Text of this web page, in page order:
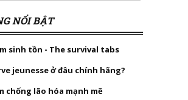
NỔI BẬT
sinh tồn - The survival tabs
jeunesse ở đâu chính hãng?
chống lão hóa mạnh mẽ